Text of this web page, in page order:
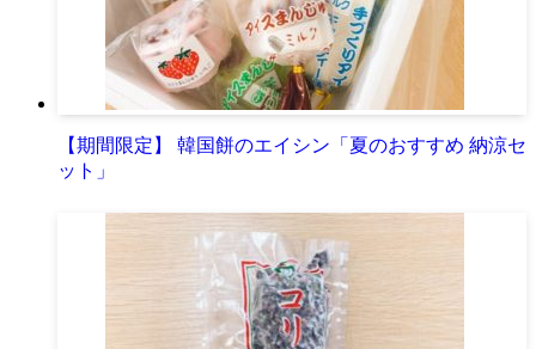
【期間限定】 韓国餅のエイシン「夏のおすすめ 納涼セ
ット」